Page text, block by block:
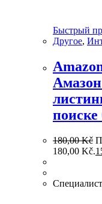
Быстрый
Другое,
поиске
180,00Kč
180,00 Kč.